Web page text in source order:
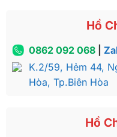
Hồ
0862 092 068|
K.2/59, Hẻm 44,
Hòa, Tp.Biên Hòa
Hồ